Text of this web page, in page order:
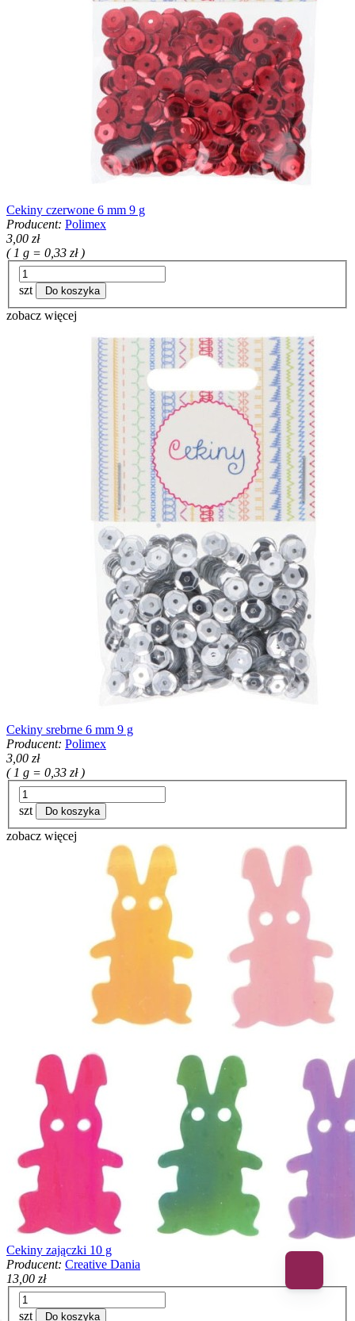
Cekiny czerwone 6 mm 9 g
Producent: Polimex
3,00 zł
( 1 g = 0,33 zł )
szt Do koszyka
zobacz więcej
Cekiny srebrne 6 mm 9 g
Producent: Polimex
3,00 zł
( 1 g = 0,33 zł )
szt Do koszyka
zobacz więcej
Cekiny zajączki 10 g
Producent: Creative Dania
13,00 zł
szt Do koszyka